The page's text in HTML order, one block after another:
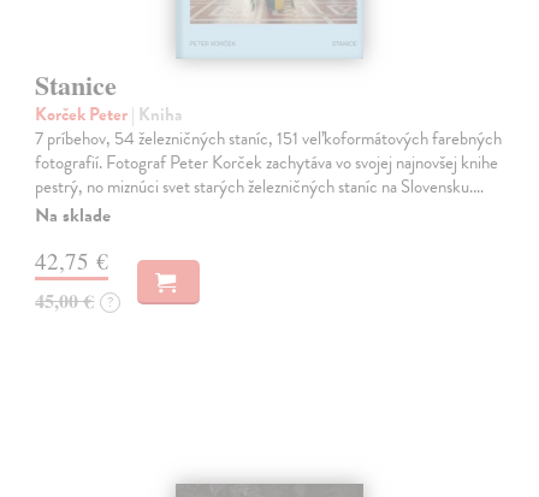
Stanice
Korček Peter| Kniha
7 príbehov, 54 železničných staníc, 151 veľkoformátových farebných
fotografií. Fotograf Peter Korček zachytáva vo svojej najnovšej knihe
pestrý, no miznúci svet starých železničných staníc na Slovensku.…
Na sklade
42,75 €
45,00 € ?